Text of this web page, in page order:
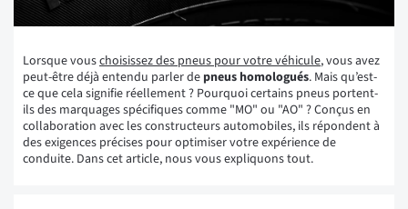
Lorsque vouschoisissez des pneus pour votre véhicule, vous avez
peut-être déjà entendu parler de pneus homologués. Mais qu’est-
ce que cela signifie réellement ? Pourquoi certains pneus portent-
ils des marquages spécifiques comme "MO" ou "AO" ? Conçus en
collaboration avec les constructeurs automobiles, ils répondent à
des exigences précises pour optimiser votre expérience de
conduite. Dans cet article, nous vous expliquons tout.